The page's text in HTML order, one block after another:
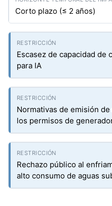
Corto plazo (≤ 2 años)
Escasez de capacidad de
para IA
Normativas de emisión
los permisos de
Rechazo público al
alto consumo de aguas